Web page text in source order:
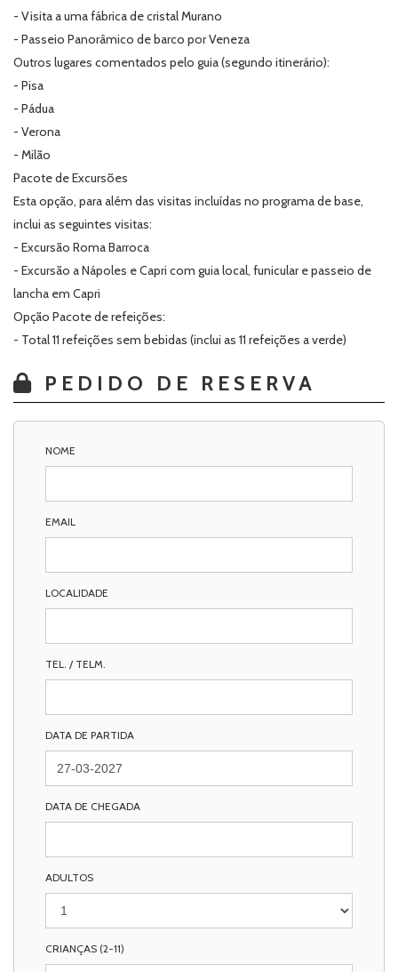
- Visita a uma fábrica de cristal Murano
- Passeio Panorâmico de barco por Veneza
Outros lugares comentados pelo guia (segundo itinerário):
- Pisa
- Pádua
- Verona
- Milão
Pacote de Excursões
Esta opção, para além das visitas incluídas no programa de base,
inclui as seguintes visitas:
- Excursão Roma Barroca
- Excursão a Nápoles e Capri com guia local, funicular e passeio de
lancha em Capri
Opção Pacote de refeições:
- Total 11 refeições sem bebidas (inclui as 11 refeições a verde)
PEDIDO DE RESERVA
NOME
EMAIL
LOCALIDADE
TEL. / TELM.
DATA DE PARTIDA
DATA DE CHEGADA
ADULTOS
CRIANÇAS (2-11)